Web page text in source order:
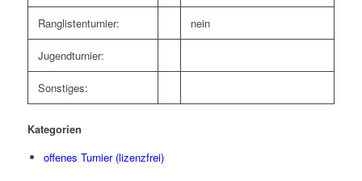
Ranglistenturnier: nein
Jugendturnier:
Sonstiges:
Kategorien
offenes Turnier (lizenzfrei)